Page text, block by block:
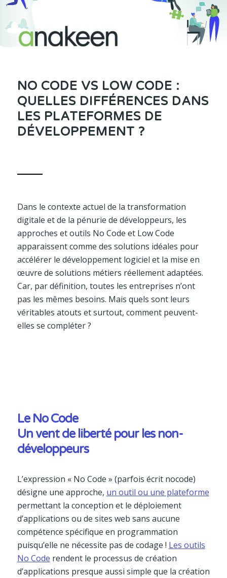
NO CODE VS LOW CODE :
QUELLES DIFFÉRENCES DANS
LES PLATEFORMES DE
DÉVELOPPEMENT ?
Dans le contexte actuel de la transformation
digitale et de la pénurie de développeurs, les
approches et outils No Code et Low Code
apparaissent comme des solutions idéales pour
accélérer le développement logiciel et la mise en
œuvre de solutions métiers réellement adaptées.
Car, par définition, toutes les entreprises n’ont
pas les mêmes besoins. Mais quels sont leurs
véritables atouts et surtout, comment peuvent-
elles se compléter ?
Le No Code
Un vent de liberté pour les non-
développeurs
L’expression « No Code » (parfois écrit nocode)
désigne une approche, un outil ou une plateforme
permettant la conception et le déploiement
d’applications ou de sites web sans aucune
compétence spécifique en programmation
puisqu’elle ne nécessite pas de codage ! Les outils
No Code rendent le processus de création
d’applications presque aussi simple que la création